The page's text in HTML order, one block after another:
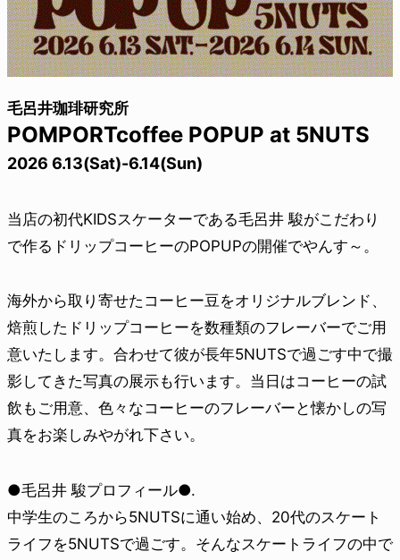
毛呂井珈琲研究所
POMPORTcoffee POPUP at 5NUTS
2026 6.13(Sat)-6.14(Sun)
当店の初代KIDSスケーターである毛呂井 駿がこだわり
で作るドリップコーヒーのPOPUPの開催でやんす～。
海外から取り寄せたコーヒー豆をオリジナルブレンド、
焙煎したドリップコーヒーを数種類のフレーバーでご用
意いたします。合わせて彼が長年5NUTSで過ごす中で撮
影してきた写真の展示も行います。当日はコーヒーの試
飲もご用意、色々なコーヒーのフレーバーと懐かしの写
真をお楽しみやがれ下さい。
●毛呂井 駿プロフィール●.
中学生のころから5NUTSに通い始め、20代のスケート
ライフを5NUTSで過ごす。そんなスケートライフの中で